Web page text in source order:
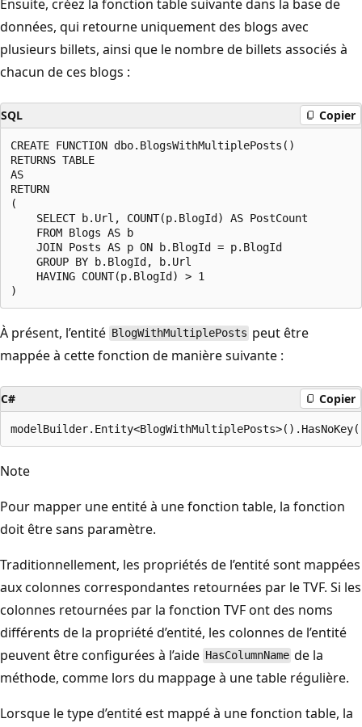
Ensuite, créez la fonction table suivante dans la base de
données, qui retourne uniquement des blogs avec
plusieurs billets, ainsi que le nombre de billets associés à
chacun de ces blogs :
SQL Copier
CREATE FUNCTION dbo.BlogsWithMultiplePosts()
RETURNS TABLE
AS
RETURN
(
    SELECT b.Url, COUNT(p.BlogId) AS PostCount
    FROM Blogs AS b
    JOIN Posts AS p ON b.BlogId = p.BlogId
    GROUP BY b.BlogId, b.Url
    HAVING COUNT(p.BlogId) > 1
À présent, l’entité BlogWithMultiplePosts peut être
mappée à cette fonction de manière suivante :
C# Copier
Note
Pour mapper une entité à une fonction table, la fonction
doit être sans paramètre.
Traditionnellement, les propriétés de l’entité sont mappées
aux colonnes correspondantes retournées par le TVF. Si les
colonnes retournées par la fonction TVF ont des noms
différents de la propriété d’entité, les colonnes de l’entité
peuvent être configurées à l’aide HasColumnName de la
méthode, comme lors du mappage à une table régulière.
Lorsque le type d’entité est mappé à une fonction table, la